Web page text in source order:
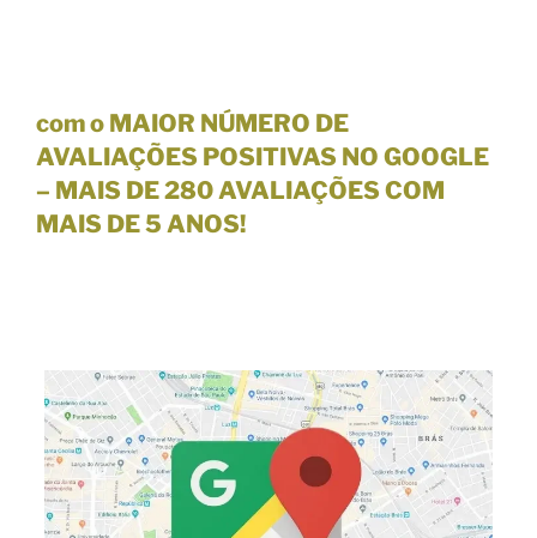
com o MAIOR NÚMERO DE
AVALIAÇÕES POSITIVAS NO GOOGLE
– MAIS DE 280 AVALIAÇÕES COM
MAIS DE 5 ANOS!